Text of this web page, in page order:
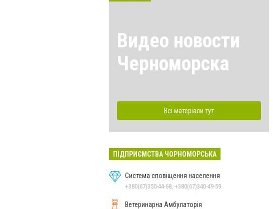
Видео новости
Черноморска
Всі матеріали тут
ПІДПРИЄМСТВА ЧОРНОМОРСЬКА
Система сповіщення населення
+380(67)350-44-68, +380(67)340-49-59
Ветеринарна Амбулаторія